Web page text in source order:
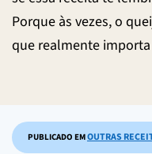
Porque às vezes, o
que realmente
PUBLICADO EMOUTRAS